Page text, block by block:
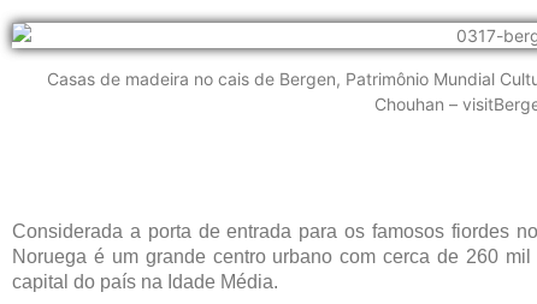
Casas de madeira no cais de Bergen, Patrimônio Mundial
Chouhan –
Considerada a porta de entrada para os famosos fiordes
Noruega é um grande centro urbano com cerca de 260
capital do país na Idade Média.